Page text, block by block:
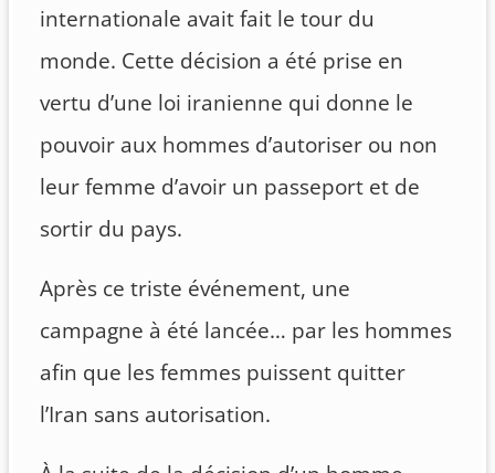
internationale avait fait le tour du
monde. Cette décision a été prise en
vertu d’une loi iranienne qui donne le
pouvoir aux hommes d’autoriser ou non
leur femme d’avoir un passeport et de
sortir du pays.
Après ce triste événement, une
campagne à été lancée… par les hommes
afin que les femmes puissent quitter
l’Iran sans autorisation.